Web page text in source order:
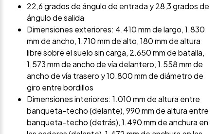
22,6 grados de ángulo de entrada y 28,3 grados de
ángulo de salida
Dimensiones exteriores: 4.410 mm de largo, 1.830
mm de ancho, 1.710 mm de alto, 180 mm de altura
libre sobre el suelo sin carga, 2.650 mm de batalla,
1.573 mm de ancho de vía delantero, 1.558 mm de
ancho de vía trasero y 10.800 mm de diámetro de
giro entre bordillos
Dimensiones interiores: 1.010 mm de altura entre
banqueta-techo (delante), 990 mm de altura entre
banqueta-techo (detrás), 1.490 mm de anchura en